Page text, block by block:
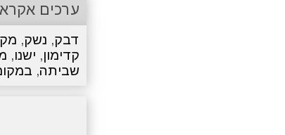
ערכים
דבק, נשק,
קדימון, ישנו,
שביתה,